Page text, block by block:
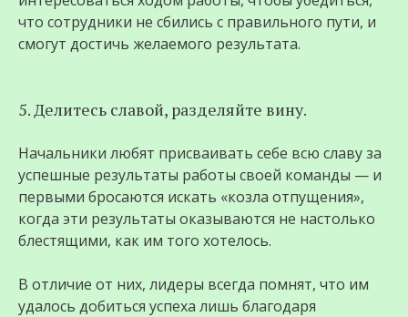
что сотрудники не сбились с правильного пути, и
смогут достичь желаемого результата.
5. Делитесь славой, разделяйте вину.
Начальники любят присваивать себе всю славу за
успешные результаты работы своей команды — и
первыми бросаются искать «козла отпущения»,
когда эти результаты оказываются не настолько
блестящими, как им того хотелось.
В отличие от них, лидеры всегда помнят, что им
удалось добиться успеха лишь благодаря